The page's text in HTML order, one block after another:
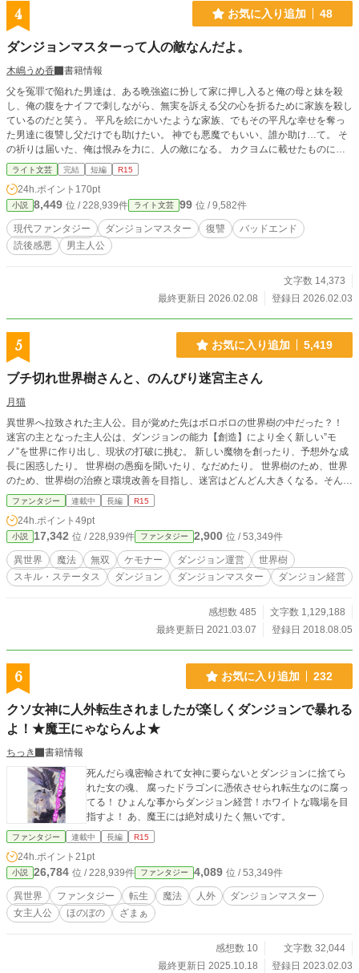
4 お気に入り追加 48
ダンジョンマスターって人の敵なんだよ。
木嶋うめ香
書籍情報
父を冤罪で陥れた男達は、ある晩強盗に扮して家に押し入ると俺の母と妹を殺
し、俺の腹をナイフで刺しながら、無実を訴える父の心を折るために家族を殺し
ているのだと笑う。 平凡を絵にかいたような家族、でもその平凡な幸せを奪っ
た男達に復讐し父だけでも助けたい。 神でも悪魔でもいい、誰か助け…て。 そ
の祈りは届いた、俺は恨みを力に、人の敵になる。 カクヨムに載せたものに加
筆修正しています。 読後感良くありませんので、予めご了承ください。
ライト文芸 完結 短編 R15
24h.ポイント 170pt
小説 8,449 位 / 228,939件 ライト文芸 99 位 / 9,582件
現代ファンタジー ダンジョンマスター 復讐
バッドエンド
読後感悪
男主人公
文字数 14,373
最終更新日 2026.02.08
登録日 2026.02.03
5 お気に入り追加 5,419
ブチ切れ世界樹さんと、のんびり迷宮主さん
月猫
異世界へ拉致された主人公。目が覚めた先はボロボロの世界樹の中だった？！
迷宮の主となった主人公は、ダンジョンの能力【創造】により全く新しい”モ
ノ”を世界に作り出し、現状の打破に挑む。 新しい魔物を創ったり、予想外な成
長に困惑したり。 世界樹の愚痴を聞いたり、なだめたり。 世界樹のため、世界
のため、世界樹の治療と環境改善を目指し、迷宮はどんどん大きくなる。そんな
お話。 始めは少々危険な場面がありますが、ダンジョンが成長してからはその
様な場面は少なくなり、周りの生物の方がダンジョンに抗う感じになります。
俺TUEEEならぬ、ダンジョンTUEEEもの。チート能力ならぬ、チートダンジョ
ンの予定。 （チート能力者が居無いとは言っていない） 初投稿です。山なし谷
なし作品ですが、暖かい目でみてください。 異世界なのだから、元の世界の常
識が当てはまらなくても、おかしくないのでは？ をコンセプトに、スキルやら
魔法やらの仕組みを表現できたらと思っています。 ※「小説家になろう」にも
ファンタジー 連載中 長編 R15
24h.ポイント 49pt
小説 17,342 位 / 228,939件 ファンタジー 2,900 位 / 53,349件
異世界 魔法 無双 ケモナー ダンジョン運営
世界樹
スキル・ステータス
ダンジョン ダンジョンマスター ダンジョン経営
感想数 485
文字数 1,129,188
最終更新日 2021.03.07
登録日 2018.08.05
6 お気に入り追加 232
クソ女神に人外転生されましたが楽しくダンジョンで暴れる
よ！★魔王にゃならんよ★
ちっき
書籍情報
死んだら魂密輸されて女神に要らないとダンジョンに捨てら
れた女の魂、 腐ったドラゴンに憑依させられ転生なのに腐っ
てる！ ひょんな事からダンジョン経営！ホワイトな職場を目
指すよ！ あ、魔王には絶対成りたく無いです。
ファンタジー 連載中 長編 R15
24h.ポイント 21pt
小説 26,784 位 / 228,939件 ファンタジー 4,089 位 / 53,349件
異世界 ファンタジー 転生 魔法 人外
ダンジョンマスター
女主人公
ほのぼの ざまぁ
感想数 10
文字数 32,044
最終更新日 2025.10.18
登録日 2023.02.03